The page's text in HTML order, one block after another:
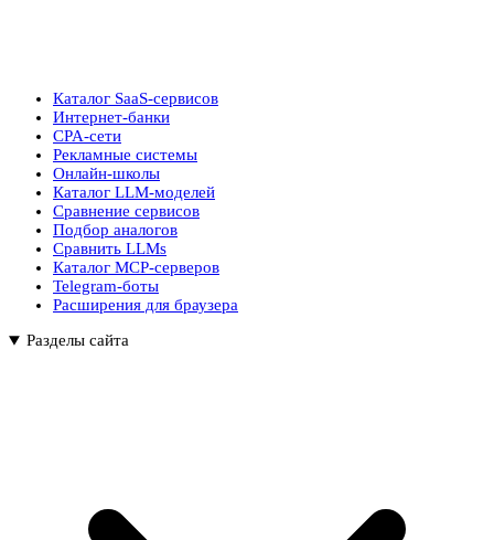
Каталог SaaS-сервисов
Интернет-банки
CPA-сети
Рекламные системы
Онлайн-школы
Каталог LLM-моделей
Сравнение сервисов
Подбор аналогов
Сравнить LLMs
Каталог MCP-серверов
Telegram-боты
Расширения для браузера
Разделы сайта